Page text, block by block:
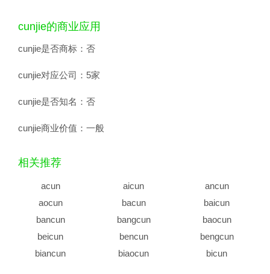
cunjie的商业应用
cunjie是否商标： 否
cunjie对应公司： 5家
cunjie是否知名： 否
cunjie商业价值： 一般
相关推荐
acun aicun
ancun
aocun
bacun
baicun
bancun
bangcun
baocun
beicun
bencun
bengcun
biancun
biaocun
bicun